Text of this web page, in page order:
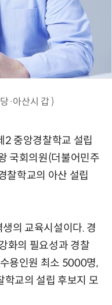
·아산시 갑 )
2 중앙경찰학교 설립
국회의원(더불어민주
찰학교의 아산 설립
의 교육시설이다. 경
화의 필요성과 경찰
용인원 최소 5000명,
교의 설립 후보지 모